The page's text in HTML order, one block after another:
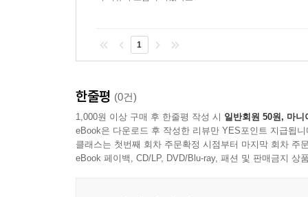
1
한줄평 (0건)
1,000원 이상 구매 후 한줄평 작성 시 일반회원 50원, 마니
eBook은 다운로드 후 작성한 리뷰만 YES포인트 지급됩니
클래스는 첫번째 회차 주문확정 시점부터 마지막 회차 주
eBook 페이백, CD/LP, DVD/Blu-ray, 패션 및 판매금지 상